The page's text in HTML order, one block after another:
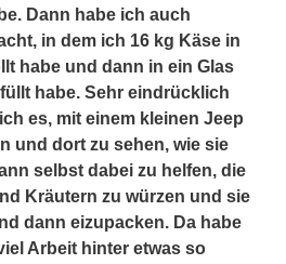
Dann habe ich auch
in dem ich 16 kg Käse in
habe und dann in ein Glas
habe. Sehr eindrücklich
es, mit einem kleinen Jeep
und dort zu sehen, wie sie
selbst dabei zu helfen, die
Kräutern zu würzen und sie
dann eizupacken. Da habe
Arbeit hinter etwas so